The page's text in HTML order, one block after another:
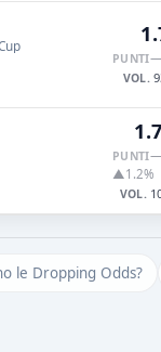
PUNTI—
VOL.
PUNTI—
▲1.2%
VOL.
le Dropping Odds?